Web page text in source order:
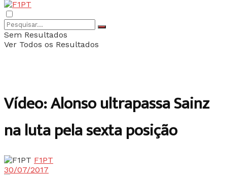
Sem Resultados
Ver Todos os Resultados
Vídeo: Alonso ultrapassa Sainz
na luta pela sexta posição
F1PT
30/07/2017